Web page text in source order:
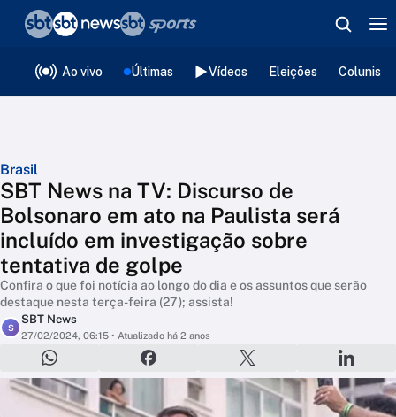
Ao vivo Últimas Vídeos Eleições
Brasil
SBT News na TV: Discurso de
Bolsonaro em ato na Paulista será
incluído em investigação sobre
tentativa de golpe
Confira o que foi notícia ao longo do dia e os assuntos que serão
destaque nesta terça-feira (27); assista!
S
SBT News
27/02/2024, 06:15 • Atualizado há 2 anos
❮voltar
Editorias